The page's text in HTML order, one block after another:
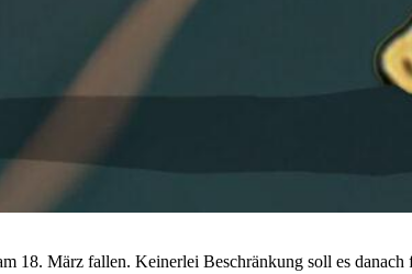
18. März fallen. Keinerlei Beschränkung soll es